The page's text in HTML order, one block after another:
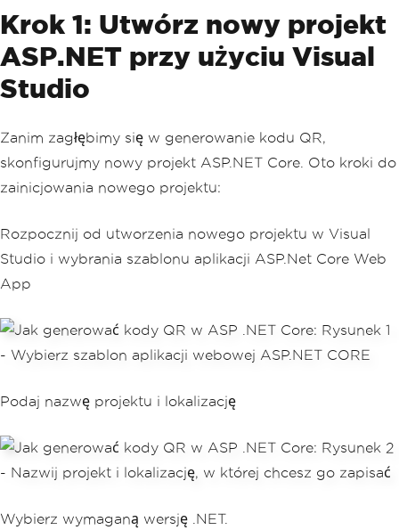
Krok 1: Utwórz nowy projekt
ASP.NET przy użyciu Visual
Studio
Zanim zagłębimy się w generowanie kodu QR,
skonfigurujmy nowy projekt ASP.NET Core. Oto kroki do
zainicjowania nowego projektu:
Rozpocznij od utworzenia nowego projektu w Visual
Studio i wybrania szablonu aplikacji ASP.Net Core Web
App
Podaj nazwę projektu i lokalizację
Wybierz wymaganą wersję .NET.